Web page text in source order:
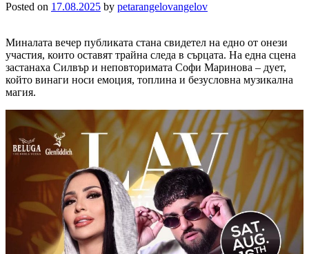
Posted on 17.08.2025 by petarangelovangelov
Миналата вечер публиката стана свидетел на едно от онези
участия, които оставят трайна следа в сърцата. На една сцена
застанаха Силвър и неповторимата Софи Маринова – дует,
който винаги носи емоция, топлина и безусловна музикална
магия.